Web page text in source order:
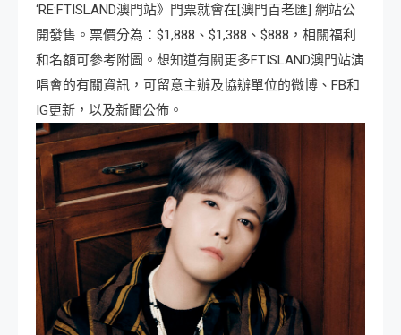
‘RE:FTISLAND澳門站》門票就會在[澳門百老匯] 網站公
開發售。票價分為：$1,888、$1,388、$888，相關福利
和名額可參考附圖。想知道有關更多FTISLAND澳門站演
唱會的有關資訊，可留意主辦及協辦單位的微博、FB和
IG更新，以及新聞公佈。